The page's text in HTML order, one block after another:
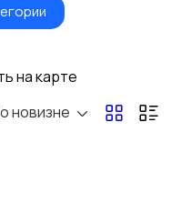
гарнитуры
на карте
новизне